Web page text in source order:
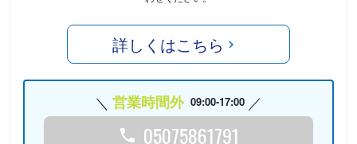
詳しくはこちら
営業時間外 09:00-17:00
05075861791